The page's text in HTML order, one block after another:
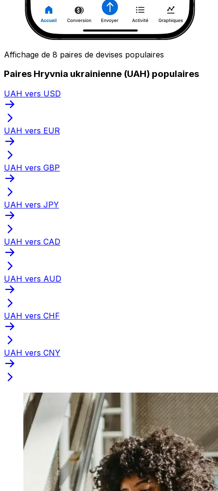
Affichage de 8 paires de devises populaires
Paires Hryvnia ukrainienne (UAH) populaires
UAH vers USD
UAH vers EUR
UAH vers GBP
UAH vers JPY
UAH vers CAD
UAH vers AUD
UAH vers CHF
UAH vers CNY